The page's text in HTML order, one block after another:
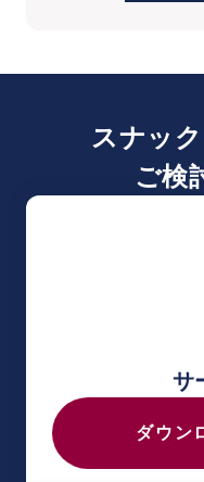
スナッ
ご検
サ
ダウン